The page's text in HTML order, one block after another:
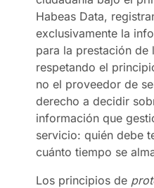
Habeas Data,
exclusivamente la
para la prestación de
respetando el
no el proveedor de
derecho a decidir
información que
servicio: quién debe
cuánto tiempo se
Los principios de